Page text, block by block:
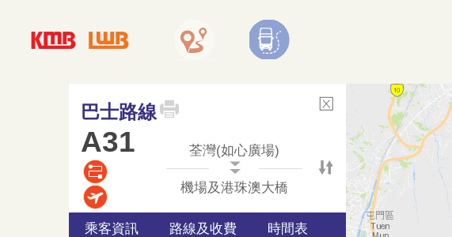
巴士路線
A31 荃灣(如心廣場)
機場及港珠澳大橋
乘客資訊 路線及收費 時間表